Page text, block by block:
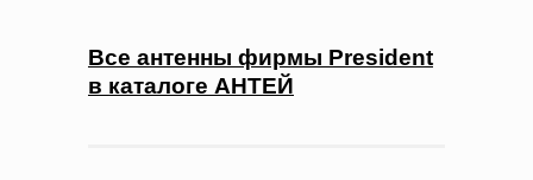
Все антенны фирмы President
в каталоге АНТЕЙ